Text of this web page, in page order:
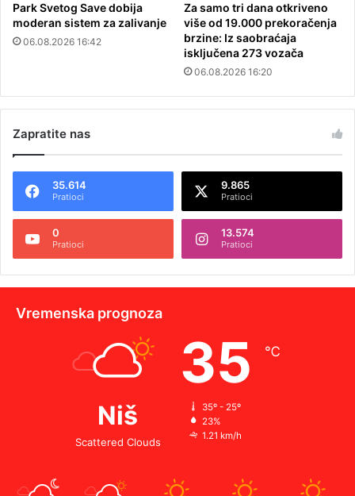
Park Svetog Save dobija
moderan sistem za zalivanje
06.08.2026 16:42
Za samo tri dana otkriveno
više od 19.000 prekoračenja
brzine: Iz saobraćaja
isključena 273 vozača
06.08.2026 16:20
Zapratite nas
35.614
Pratioci
9.865
Pratioci
0
Pratioci
13.574
Pratioci
Vremenska prognoza
Niš
Scattered Clouds
35 ℃
35º - 25º
23%
1.21 km/h